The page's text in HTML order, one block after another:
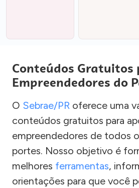
Conteúdos Gratuitos
Empreendedores do
O Sebrae/PR oferece uma
conteúdos gratuitos para
empreendedores de todos
portes. Nosso objetivo é
melhores ferramentas,
orientações para que você